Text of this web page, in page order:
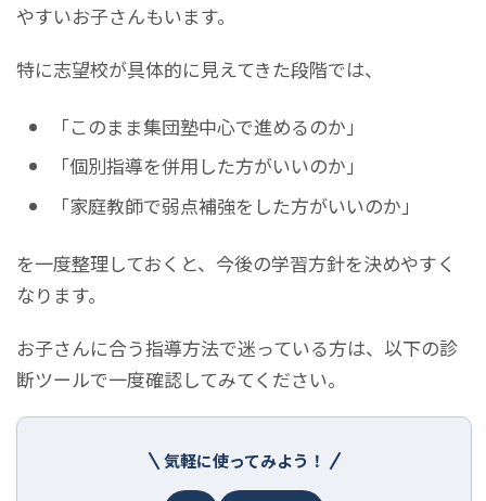
やすいお子さんもいます。
特に志望校が具体的に見えてきた段階では、
「このまま集団塾中心で進めるのか」
「個別指導を併用した方がいいのか」
「家庭教師で弱点補強をした方がいいのか」
を一度整理しておくと、今後の学習方針を決めやすく
なります。
お子さんに合う指導方法で迷っている方は、以下の診
断ツールで一度確認してみてください。
気軽に使ってみよう！